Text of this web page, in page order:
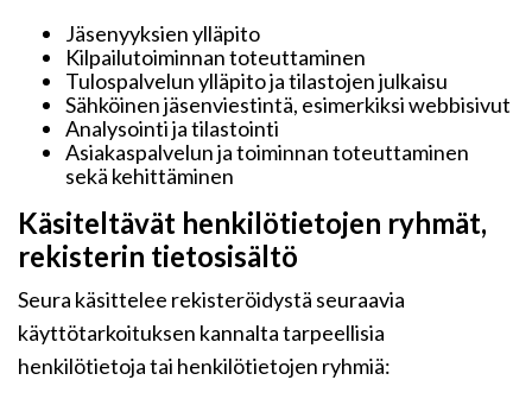
Jäsenyyksien ylläpito
Kilpailutoiminnan toteuttaminen
Tulospalvelun ylläpito ja tilastojen julkaisu
Sähköinen jäsenviestintä, esimerkiksi webbisivut
Analysointi ja tilastointi
Asiakaspalvelun ja toiminnan toteuttaminen
sekä kehittäminen
Käsiteltävät henkilötietojen ryhmät,
rekisterin tietosisältö
Seura käsittelee rekisteröidystä seuraavia
käyttötarkoituksen kannalta tarpeellisia
henkilötietoja tai henkilötietojen ryhmiä: